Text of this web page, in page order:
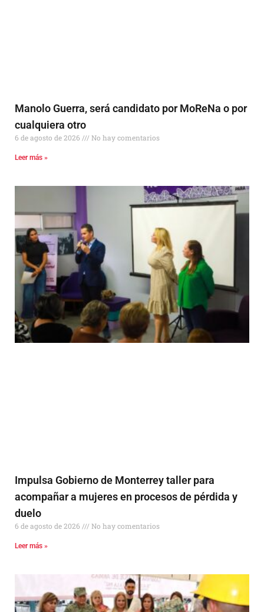
Manolo Guerra, será candidato por MoReNa o por
cualquiera otro
6 de agosto de 2026 No hay comentarios
Leer más »
Impulsa Gobierno de Monterrey taller para
acompañar a mujeres en procesos de pérdida y
duelo
6 de agosto de 2026 No hay comentarios
Leer más »